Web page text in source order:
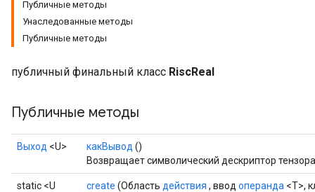
Публичные методы
Унаследованные методы
Публичные методы
публичный финальный класс RiscReal
Публичные методы
Выход <U> какВывод ()
Возвращает символический дескриптор
static <U
create (Область действия , ввод операнда <T>,